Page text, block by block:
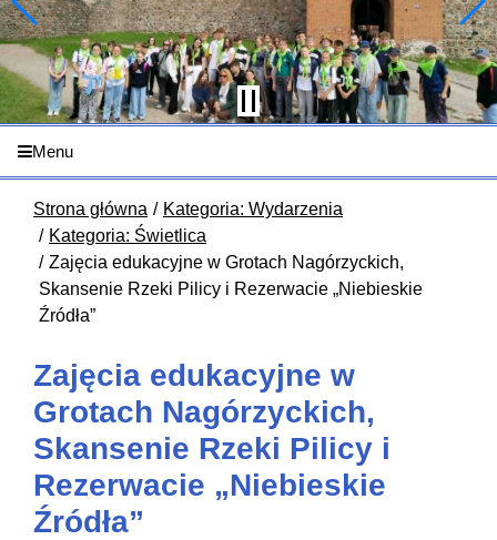
Menu
Strona główna
Kategoria: Wydarzenia
Kategoria: Świetlica
Zajęcia edukacyjne w Grotach Nagórzyckich,
Skansenie Rzeki Pilicy i Rezerwacie „Niebieskie
Źródła”
Zajęcia edukacyjne w
Grotach Nagórzyckich,
Skansenie Rzeki Pilicy i
Rezerwacie „Niebieskie
Źródła”